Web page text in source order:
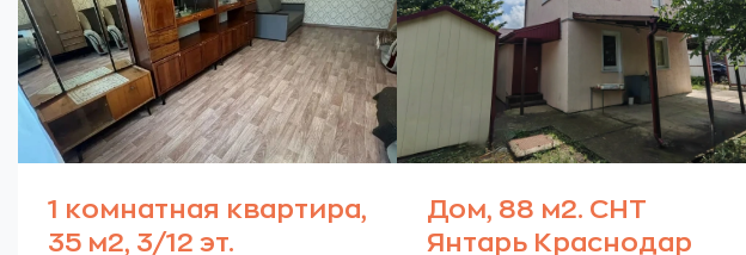
1 комнатная квартира,
35 м2, 3/12 эт.
Дом, 88 м2. СНТ
Янтарь Краснодар